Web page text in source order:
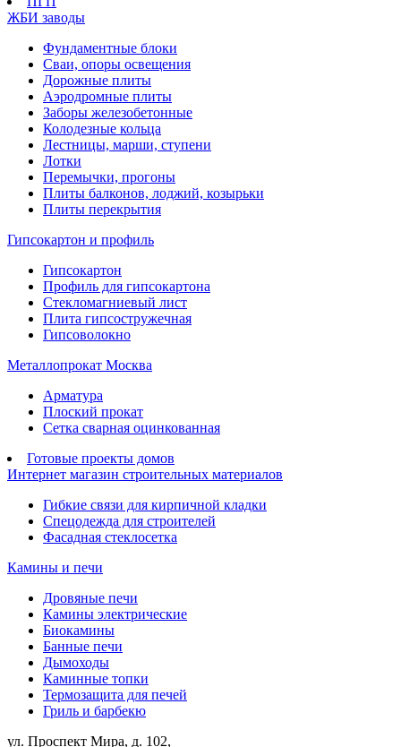
ЖБИ заводы
Фундаментные блоки
Сваи, опоры освещения
Дорожные плиты
Аэродромные плиты
Заборы железобетонные
Колодезные кольца
Лестницы, марши, ступени
Лотки
Перемычки, прогоны
Плиты балконов, лоджий, козырьки
Плиты перекрытия
Гипсокартон и профиль
Гипсокартон
Профиль для гипсокартона
Стекломагниевый лист
Плита гипсостружечная
Гипсоволокно
Металлопрокат Москва
Арматура
Плоский прокат
Сетка сварная оцинкованная
Готовые проекты домов
Интернет магазин строительных материалов
Гибкие связи для кирпичной кладки
Спецодежда для строителей
Фасадная стеклосетка
Камины и печи
Дровяные печи
Камины электрические
Биокамины
Банные печи
Дымоходы
Каминные топки
Термозащита для печей
Гриль и барбекю
ул. Проспект Мира, д. 102,